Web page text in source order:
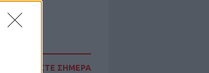
ΔΙΑΒΑΣΤΕ ΣΗΜΕΡΑ